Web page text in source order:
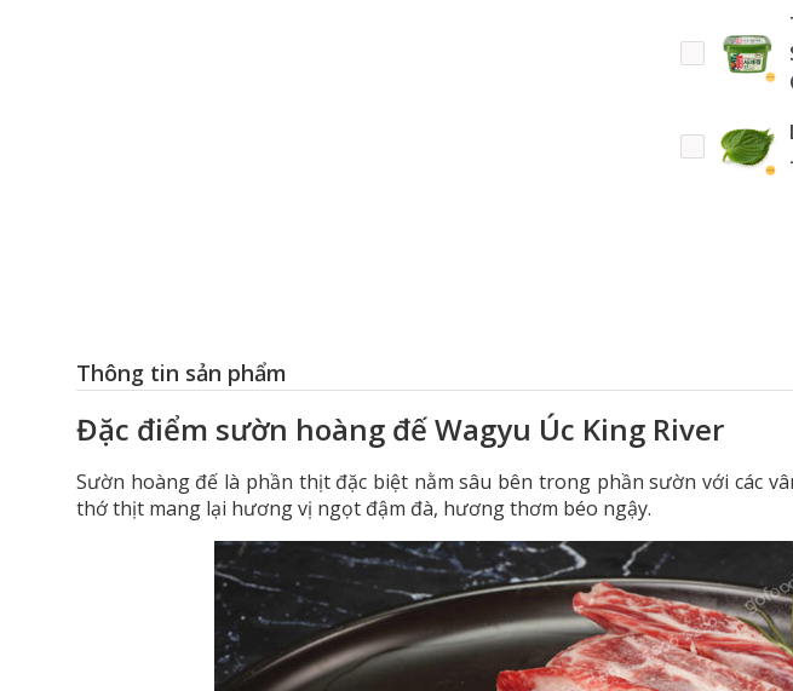
Thông tin sản phẩm
Đặc điểm sườn hoàng đế Wagyu Úc King River
Sườn hoàng đế là phần thịt đặc biệt nằm sâu bên trong phần sườn với các
thớ thịt mang lại hương vị ngọt đậm đà, hương thơm béo ngậy.